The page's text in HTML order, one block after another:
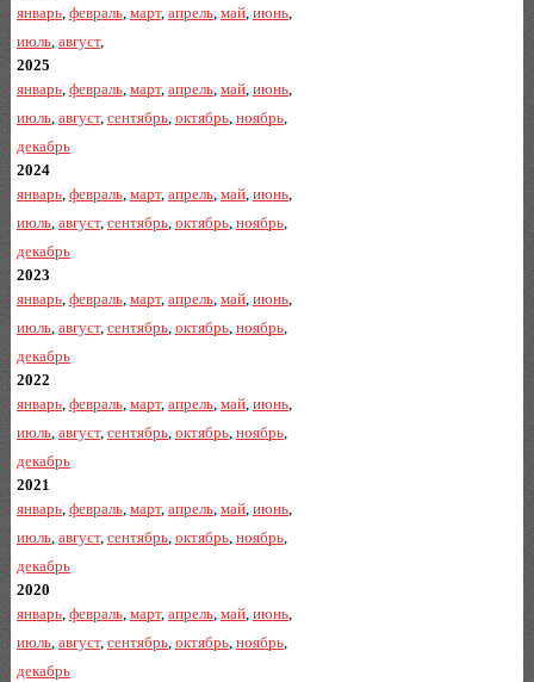
январь, февраль, март, апрель, май, июнь,
июль, август,
2025
январь, февраль, март, апрель, май, июнь,
июль, август, сентябрь, октябрь, ноябрь,
декабрь
2024
январь, февраль, март, апрель, май, июнь,
июль, август, сентябрь, октябрь, ноябрь,
декабрь
2023
январь, февраль, март, апрель, май, июнь,
июль, август, сентябрь, октябрь, ноябрь,
декабрь
2022
январь, февраль, март, апрель, май, июнь,
июль, август, сентябрь, октябрь, ноябрь,
декабрь
2021
январь, февраль, март, апрель, май, июнь,
июль, август, сентябрь, октябрь, ноябрь,
декабрь
2020
январь, февраль, март, апрель, май, июнь,
июль, август, сентябрь, октябрь, ноябрь,
декабрь